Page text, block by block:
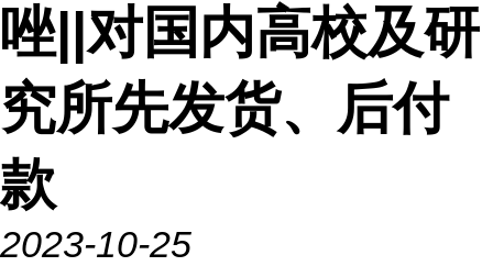
唑||对国内高校及研
究所先发货、后付
款
2023-10-25